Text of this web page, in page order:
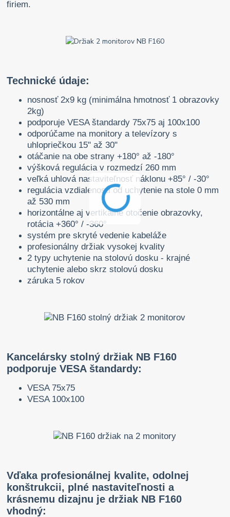
firiem.
Technické údaje:
nosnosť 2x9 kg (minimálna hmotnosť 1 obrazovky
2kg)
podporuje VESA štandardy 75x75 aj 100x100
odporúčame na monitory a televízory s
uhlopriečkou 15" až 30"
otáčanie na obe strany +180° až -180°
výšková regulácia v rozmedzí 260 mm
veľká uhlová nastaviteľnosť náklonu +85° / -30°
regulácia vzdialenosti od uchytenie na stole 0 mm
až 530 mm
horizontálne aj vertikálne otočenie obrazovky,
rotácia +360° / -360°
systém pre skryté vedenie kabeláže
profesionálny držiak vysokej kvality
2 typy uchytenie na stolovú dosku - krajné
uchytenie alebo skrz stolovú dosku
záruka 5 rokov
Kancelársky stolný držiak NB F160
podporuje VESA štandardy:
VESA 75x75
VESA 100x100
Vďaka profesionálnej kvalite, odolnej
konštrukcii, plné nastaviteľnosti a
krásnemu dizajnu je držiak NB F160
vhodný: